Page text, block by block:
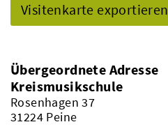
Visitenkarte exportieren
Übergeordnete Adresse
Kreismusikschule
Rosenhagen 37
31224 Peine